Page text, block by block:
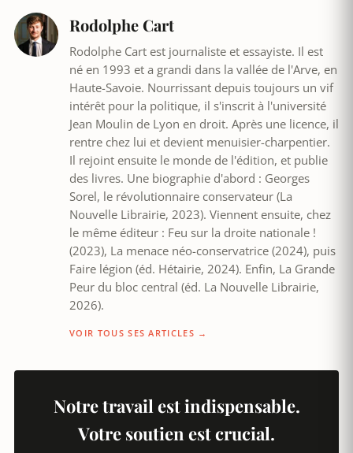
Rodolphe Cart
Rodolphe Cart est journaliste et essayiste. Il est
né en 1993 et a grandi dans la vallée de l'Arve, en
Haute-Savoie. Nourrissant depuis toujours un vif
intérêt pour la politique, il s'inscrit à l'université
Jean Moulin de Lyon en droit. Après une licence, il
rentre chez lui et devient menuisier-charpentier.
Il rejoint ensuite le monde de l'édition, et publie
des livres. Une biographie d'abord : Georges
Sorel, le révolutionnaire conservateur (La
Nouvelle Librairie, 2023). Viennent ensuite, chez
le même éditeur : Feu sur la droite nationale !
(2023), La menace néo-conservatrice (2024), puis
Faire légion (éd. Hétairie, 2024). Enfin, La Grande
Peur du bloc central (éd. La Nouvelle Librairie,
2026).
VOIR TOUS SES ARTICLES →
Notre travail est indispensable.
Votre soutien est crucial.